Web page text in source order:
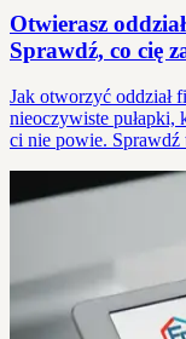
Otwierasz
Sprawdź, co cię
Jak otworzyć oddział
nieoczywiste
ci nie powie. Sprawdź